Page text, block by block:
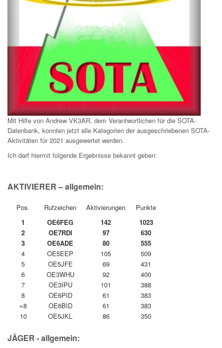
Mit Hilfe von Andrew VK3AR, dem Verantwortlichen für die SOTA-
Datenbank, konnten jetzt alle Kategorien der ausgeschriebenen SOTA-
Aktivitäten für 2021 ausgewertet werden.
Ich darf hiermit folgende Ergebnisse bekannt geben:
AKTIVIERER – allgemein:
Pos. Rufzeichen Aktivierungen
Punkte
1
OE6FEG 142
1023
2
OE7RDI 97
630
3
OE6ADE 80
555
4
OE5EEP 105
509
5
OE5JFE 69
431
6
OE3WHU 92
400
7
OE3IPU 101
388
8
OE6PID 61
383
=8
OE6BID 61
383
10
OE5JKL 86 350
JÄGER - allgemein: